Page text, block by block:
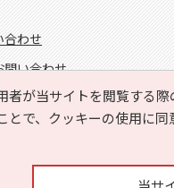
者が当サイトを閲覧する
とで、クッキーの使用に
合わせ
問い合わせ